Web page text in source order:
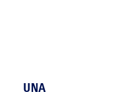
UNA